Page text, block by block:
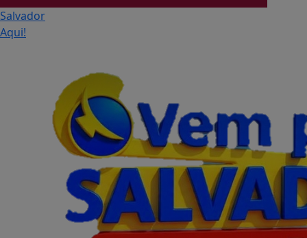
Salvador
Aqui!